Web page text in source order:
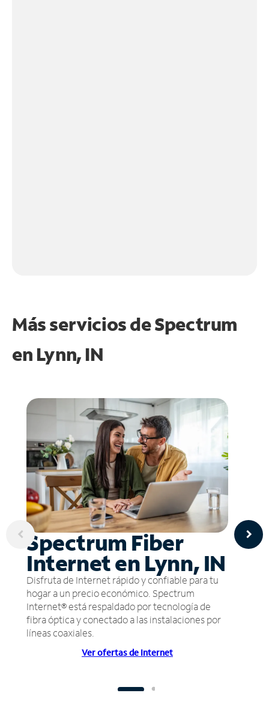
Más servicios de Spectrum
en Lynn, IN
Spectrum Fiber
Internet en Lynn, IN
Disfruta de Internet rápido y confiable para tu
hogar a un precio económico. Spectrum
Internet® está respaldado por tecnología de
fibra óptica y conectado a las instalaciones por
líneas coaxiales.
Ver ofertas de Internet